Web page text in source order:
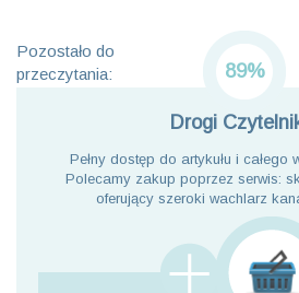
Pozostało do
przeczytania:
89%
Drogi
Pełny dostęp do artykułu i całego
Polecamy zakup poprzez serwis:
oferujący szeroki wachlarz